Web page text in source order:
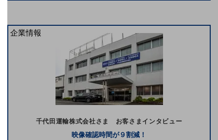
別ウィンドウで開きます
企業情報
千代田運輸株式会社さま お客さまインタビュー
映像確認時間が９割減！